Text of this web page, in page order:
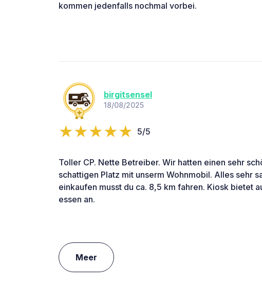
kommen jedenfalls nochmal vorbei.
birgitsensel
18/08/2025
5/5
Toller CP. Nette Betreiber. Wir hatten einen sehr
schattigen Platz mit unserm Wohnmobil. Alles sehr
einkaufen musst du ca. 8,5 km fahren. Kiosk bietet
essen an.
Meer